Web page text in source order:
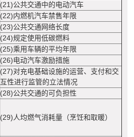
(21)公共交通中的电动汽车
(22)内燃机汽车禁售年限
(23)公共交通网络长度
(24)规定使用低碳燃料
(25)乘用车辆的平均年限
(26)电动汽车激励措施
(27)对充电基础设施的运营、支付和交
互性进行监管的立法情况
(28)公共交通的可负担性
(29)人均燃气消耗量（烹饪和取暖）